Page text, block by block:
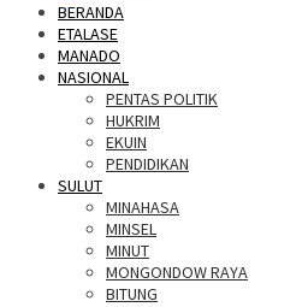
BERANDA
ETALASE
MANADO
NASIONAL
PENTAS POLITIK
HUKRIM
EKUIN
PENDIDIKAN
SULUT
MINAHASA
MINSEL
MINUT
MONGONDOW RAYA
BITUNG